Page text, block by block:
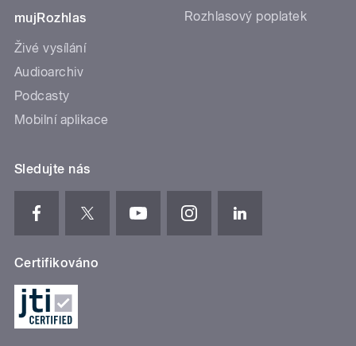
mujRozhlas
Živé vysílání
Audioarchiv
Podcasty
Mobilní aplikace
Rozhlasový poplatek
Sledujte nás
Certifikováno